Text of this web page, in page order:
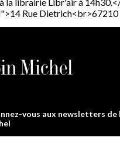
Rue
vous aux newsletters de